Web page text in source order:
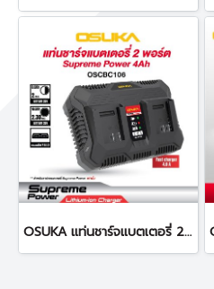
OSUKA แท่นชาร์จแบตเตอรี่ 2 พอร์ต OSCBC106